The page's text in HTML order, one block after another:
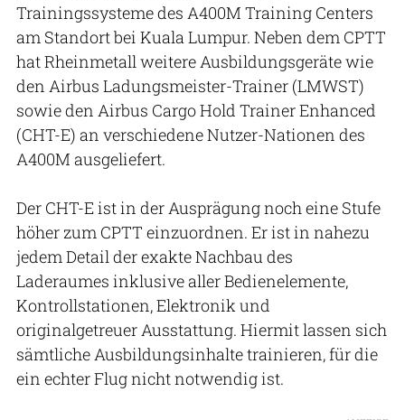
Trainingssysteme des A400M Training Centers
am Standort bei Kuala Lumpur. Neben dem CPTT
hat Rheinmetall weitere Ausbildungsgeräte wie
den Airbus Ladungsmeister-Trainer (LMWST)
sowie den Airbus Cargo Hold Trainer Enhanced
(CHT-E) an verschiedene Nutzer-Nationen des
A400M ausgeliefert.
Der CHT-E ist in der Ausprägung noch eine Stufe
höher zum CPTT einzuordnen. Er ist in nahezu
jedem Detail der exakte Nachbau des
Laderaumes inklusive aller Bedienelemente,
Kontrollstationen, Elektronik und
originalgetreuer Ausstattung. Hiermit lassen sich
sämtliche Ausbildungsinhalte trainieren, für die
ein echter Flug nicht notwendig ist.